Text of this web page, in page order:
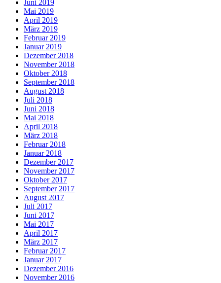
Juni 2019
Mai 2019
April 2019
März 2019
Februar 2019
Januar 2019
Dezember 2018
November 2018
Oktober 2018
September 2018
August 2018
Juli 2018
Juni 2018
Mai 2018
April 2018
März 2018
Februar 2018
Januar 2018
Dezember 2017
November 2017
Oktober 2017
September 2017
August 2017
Juli 2017
Juni 2017
Mai 2017
April 2017
März 2017
Februar 2017
Januar 2017
Dezember 2016
November 2016